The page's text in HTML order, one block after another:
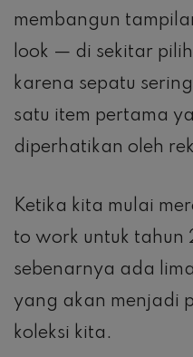
membangun
look — di sekitar
karena sepatu
satu item pertama
diperhatikan oleh
Ketika kita mulai
to work untuk tahun
sebenarnya ada
yang akan menjadi
koleksi kita.